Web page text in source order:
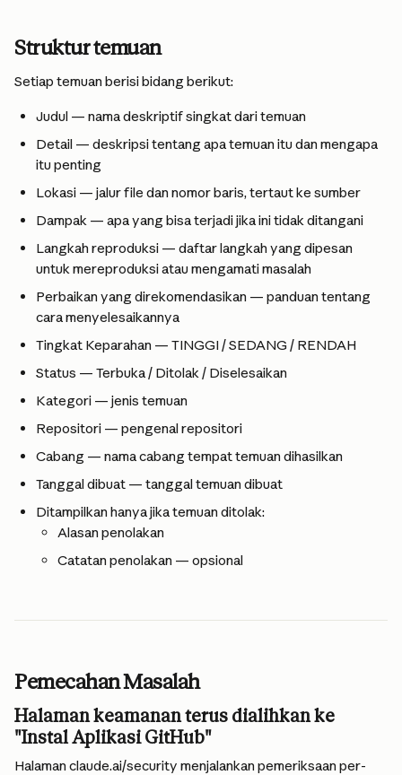
Struktur temuan
Setiap temuan berisi bidang berikut:
Judul — nama deskriptif singkat dari temuan
Detail — deskripsi tentang apa temuan itu dan mengapa
itu penting
Lokasi — jalur file dan nomor baris, tertaut ke sumber
Dampak — apa yang bisa terjadi jika ini tidak ditangani
Langkah reproduksi — daftar langkah yang dipesan
untuk mereproduksi atau mengamati masalah
Perbaikan yang direkomendasikan — panduan tentang
cara menyelesaikannya
Tingkat Keparahan — TINGGI / SEDANG / RENDAH
Status — Terbuka / Ditolak / Diselesaikan
Kategori — jenis temuan
Repositori — pengenal repositori
Cabang — nama cabang tempat temuan dihasilkan
Tanggal dibuat — tanggal temuan dibuat
Ditampilkan hanya jika temuan ditolak:
Alasan penolakan
Catatan penolakan — opsional
Pemecahan Masalah
Halaman keamanan terus dialihkan ke
"Instal Aplikasi GitHub"
Halaman claude.ai/security menjalankan pemeriksaan per-